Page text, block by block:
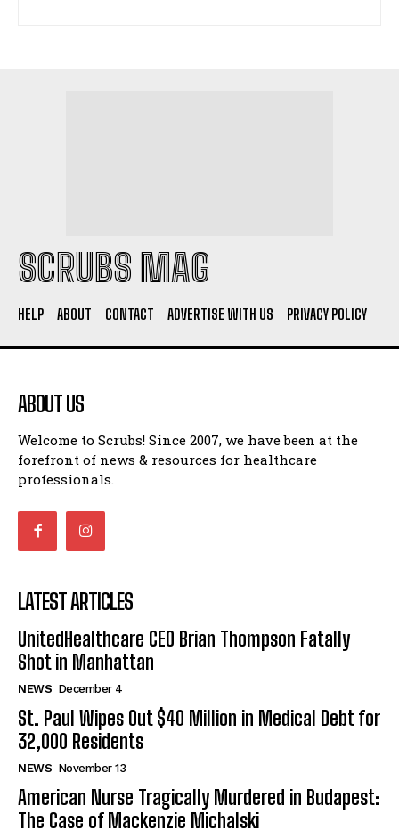
SCRUBS MAG
HELP ABOUT CONTACT ADVERTISE WITH US PRIVACY POLICY
ABOUT US
Welcome to Scrubs! Since 2007, we have been at the
forefront of news & resources for healthcare
professionals.
LATEST ARTICLES
UnitedHealthcare CEO Brian Thompson Fatally
Shot in Manhattan
NEWS December 4
St. Paul Wipes Out $40 Million in Medical Debt for
32,000 Residents
NEWS November 13
American Nurse Tragically Murdered in Budapest:
The Case of Mackenzie Michalski